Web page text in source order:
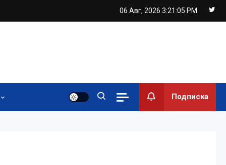
06 Авг, 2026 3:21:06 PM
Подписка